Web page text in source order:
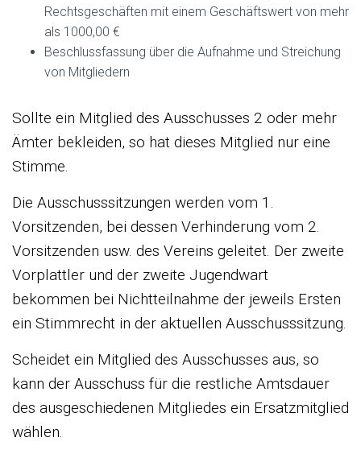
Rechtsgeschäften mit einem Geschäftswert von mehr
als 1000,00 €
Beschlussfassung über die Aufnahme und Streichung
von Mitgliedern
Sollte ein Mitglied des Ausschusses 2 oder mehr
Ämter bekleiden, so hat dieses Mitglied nur eine
Stimme.
Die Ausschusssitzungen werden vom 1.
Vorsitzenden, bei dessen Verhinderung vom 2.
Vorsitzenden usw. des Vereins geleitet. Der zweite
Vorplattler und der zweite Jugendwart
bekommen bei Nichtteilnahme der jeweils Ersten
ein Stimmrecht in der aktuellen Ausschusssitzung.
Scheidet ein Mitglied des Ausschusses aus, so
kann der Ausschuss für die restliche Amtsdauer
des ausgeschiedenen Mitgliedes ein Ersatzmitglied
wählen.